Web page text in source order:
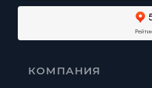
КОМПАНИЯ